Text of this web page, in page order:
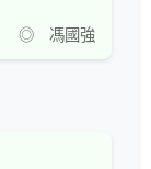
◎ 馮國強